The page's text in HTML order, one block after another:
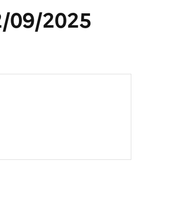
09/2025